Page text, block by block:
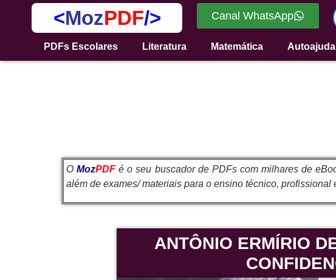
<MozPDF/> Canal WhatsApp
PDFs Escolares Literatura Matemática Autoajuda
OMozPDF é o seu buscador de PDFs com milhares de
além de exames/ materiais para o ensino técnico,
ANTÔNIO ERMÍRIO